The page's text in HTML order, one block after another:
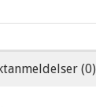
(0)